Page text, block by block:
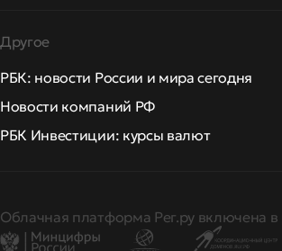
Другое
РБК: новости России и мира сегодня
Новости компаний РФ
РБК Инвестиции: курсы валют
Облачная платформа Рег.ру включена